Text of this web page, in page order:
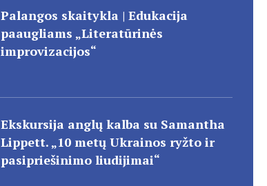
Palangos skaitykla | Edukacija
paaugliams „Literatūrinės
improvizacijos“
Ekskursija anglų kalba su Samantha
Lippett. „10 metų Ukrainos ryžto ir
pasipriešinimo liudijimai“